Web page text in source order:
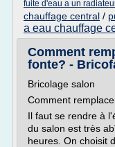
fuite d'eau a un
chauffage central /
a eau chauffage
Comment
fonte? -
Bricolage salon
Comment
Il faut se rendre à
du salon est très
heures. On choisit